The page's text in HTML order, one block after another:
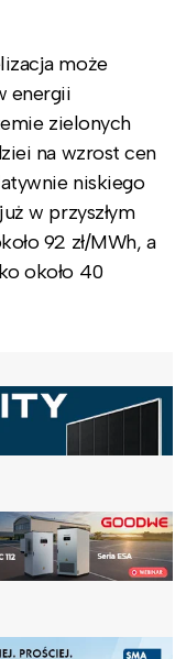
może
energii
zielonych
na wzrost cen
niskiego
w przyszłym
92 zł/MWh, a
około 40